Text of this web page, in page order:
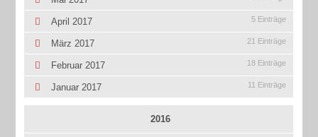
April 2017 5 Einträge
März 2017 21 Einträge
Februar 2017 18 Einträge
Januar 2017 11 Einträge
2016